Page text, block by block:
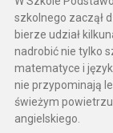
szkolnego zaczął
bierze udział
nadrobić nie tylko
matematyce i
nie przypominają
świeżym
angielskiego.